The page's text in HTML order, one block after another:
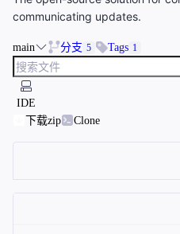
communicating updates.
main 分支 5 Tags 1
IDE
下载zip
Clone